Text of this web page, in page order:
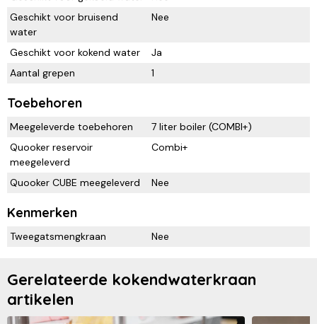
Geschikt voor bruisend
water
Nee
Geschikt voor kokend water
Ja
Aantal grepen
1
Toebehoren
Meegeleverde toebehoren
7 liter boiler (COMBI+)
Quooker reservoir
meegeleverd
Combi+
Quooker CUBE meegeleverd Nee
Kenmerken
Tweegatsmengkraan Nee
Gerelateerde kokendwaterkraan
artikelen